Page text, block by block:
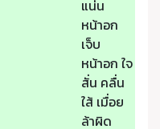
แน่น
หน้าอก
เจ็บ
หน้าอก ใจ
สั่น คลื่น
ใส้ เมื่อย
ล้าผิด